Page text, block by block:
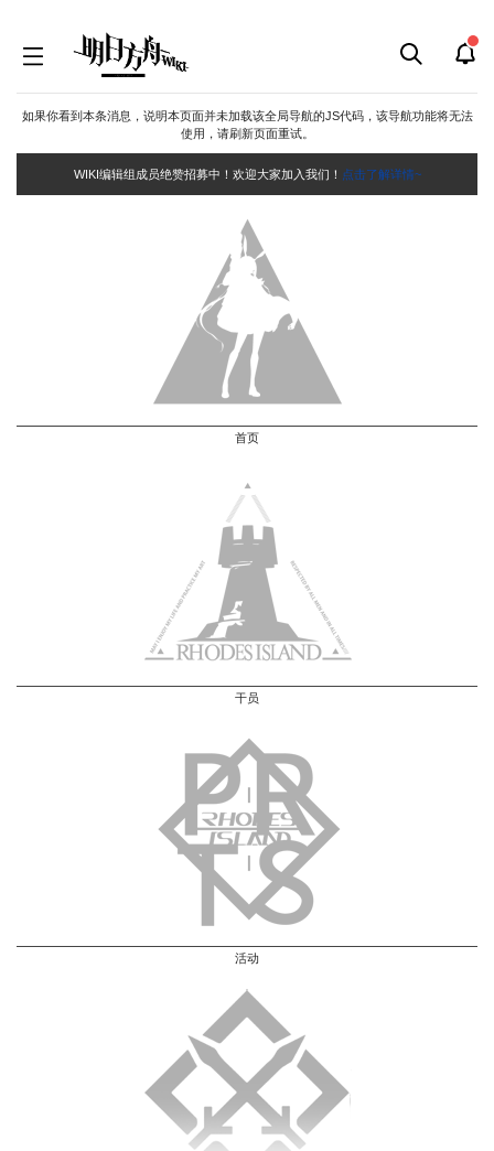
如果你看到本条消息，说明本页面并未加载该全局导航的JS代码，该导航功能将无法
使用，请刷新页面重试。
WIKI编辑组成员绝赞招募中！欢迎大家加入我们！ 点击了解详情~
首页
干员
活动